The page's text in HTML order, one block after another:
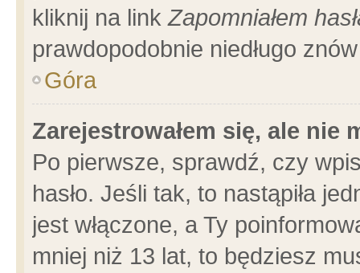
kliknij na linkZapomniałem
prawdopodobnie niedługo
Góra
Zarejestrowałem się, ale nie
Po pierwsze, sprawdź, czy
hasło. Jeśli tak, to nastąpiła
jest włączone, a Ty
mniej niż 13 lat, to będziesz